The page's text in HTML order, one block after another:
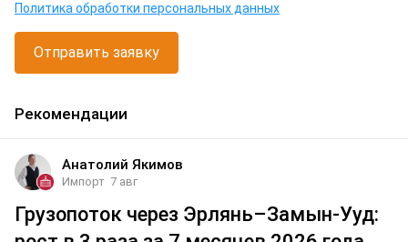
Политика обработки персональных данных
Отправить заявку
Рекомендации
Анатолий Якимов
Импорт 7 авг
Грузопоток через Эрлянь–Замын-Ууд: